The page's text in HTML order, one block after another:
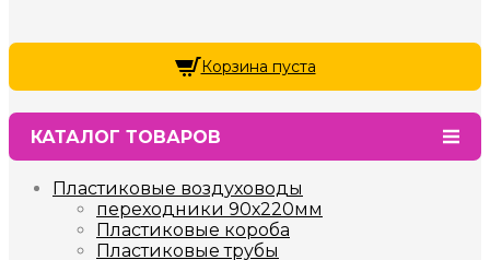
КАТАЛОГ ТОВАРОВ
Пластиковые воздуховоды
переходники 90х220мм
Пластиковые короба
Пластиковые трубы
Корзина пуста